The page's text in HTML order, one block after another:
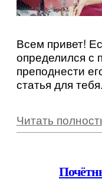
Всем привет!
определился с
преподнести
статья для
Читать